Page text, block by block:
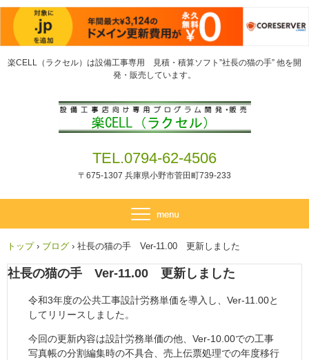
楽CELL（ラクセル）は設備工事専用 見積・積算ソフト”社長の猫の手” 他を開
発・販売しています。
TEL.0794-62-4506
〒675-1307 兵庫県小野市菅田町739-233
トップ › ブログ › 社長の猫の手 Ver-11.00 更新しました
社長の猫の手 Ver-11.00 更新しました
令和3年度の公共工事設計労務単価を導入し、Ver-11.00と
してリリースしました。
今回の更新内容は設計労務単価の他、Ver-10.00での工事
写真帳の分割編集時の不具合、売上伝票処理での年度移行